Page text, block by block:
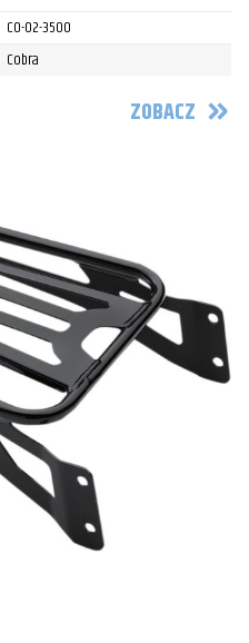
CO-02-3500
Cobra
ZOBACZ